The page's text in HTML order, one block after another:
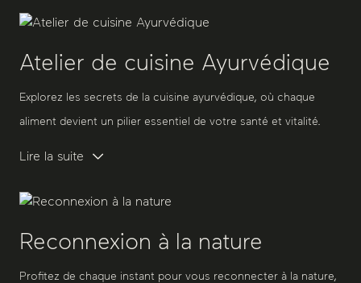
Atelier de cuisine Ayurvédique
Explorez les secrets de la cuisine ayurvédique, où chaque
aliment devient un pilier essentiel de votre santé et vitalité.
Lire la suite
Reconnexion à la nature
Profitez de chaque instant pour vous reconnecter à la nature,